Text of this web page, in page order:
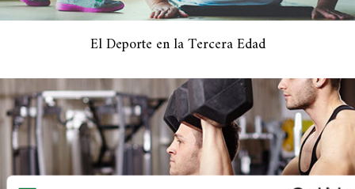
El Deporte en la Tercera Edad